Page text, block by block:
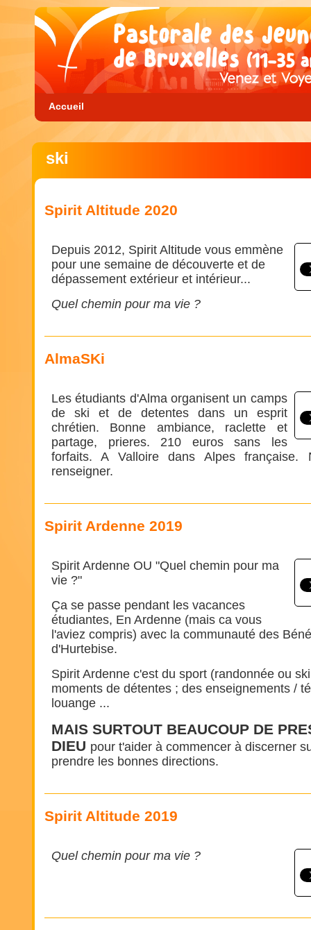
Accueil
ski
Spirit Altitude 2020
Depuis 2012, Spirit Altitude vous emmène
pour une semaine de découverte et de
dépassement extérieur et intérieur...
Quel chemin pour ma vie ?
AlmaSKi
Les étudiants d'Alma organisent un camps
de ski et de detentes dans un esprit
chrétien. Bonne ambiance, raclette et
partage, prieres. 210 euros sans les
forfaits. A Valloire dans Alpes
renseigner.
Spirit Ardenne 2019
Spirit Ardenne OU "Quel chemin pour ma
vie ?"
Ça se passe pendant les vacances
étudiantes, En Ardenne (mais ca vous
l'aviez compris) avec la communauté des
d'Hurtebise.
Spirit Ardenne c'est du sport (randonnée ou
moments de détentes ; des enseignements /
louange ...
MAIS SURTOUT BEAUCOUP DE
DIEU pour t'aider à commencer à discerner
prendre les bonnes directions.
Spirit Altitude 2019
Quel chemin pour ma vie ?